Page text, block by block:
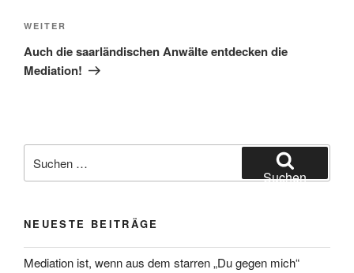
Nächster
Beitrag
WEITER
Auch die saarländischen Anwälte entdecken die
Mediation!
nach:
Suchen
NEUESTE BEITRÄGE
Mediation ist, wenn aus dem starren „Du gegen mich“